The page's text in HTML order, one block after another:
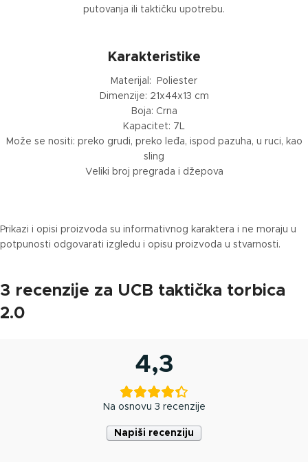
putovanja ili taktičku upotrebu.
Karakteristike
Materijal: Poliester
Dimenzije: 21x44x13 cm
Boja: Crna
Kapacitet: 7L
Može se nositi: preko grudi, preko leđa, ispod pazuha, u ruci, kao
sling
Veliki broj pregrada i džepova
Prikazi i opisi proizvoda su informativnog karaktera i ne moraju u
potpunosti odgovarati izgledu i opisu proizvoda u stvarnosti.
3 recenzije za UCB taktička torbica
2.0
4,3
Na osnovu 3 recenzije
Napiši recenziju